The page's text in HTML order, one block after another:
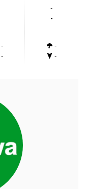
-
-
-
-
-
-